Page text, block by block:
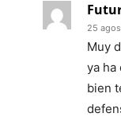
25
Muy
ya ha
bien